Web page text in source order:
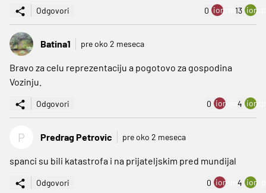
Odgovori 0 ion:minus
13
Batina1 pre oko 2 meseca
Bravo za celu reprezentaciju a pogotovo za gospodina
Vozinju.
Odgovori 0 ion:minus
4
P Predrag Petrovic pre oko 2 meseca
spanci su bili katastrofa i na prijateljskim pred mundijal
Odgovori 0 ion:minus
4